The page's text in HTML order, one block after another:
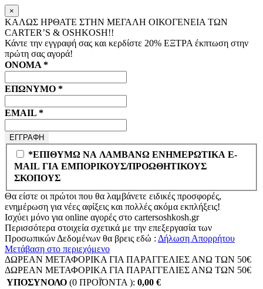
×
ΚΑΛΩΣ ΗΡΘΑΤΕ ΣΤΗΝ ΜΕΓΑΛΗ ΟΙΚΟΓΕΝΕΙΑ ΤΩΝ
CARTER’S & OSHKOSH!!
Κάντε την εγγραφή σας και κερδίστε 20% ΕΞΤΡΑ έκπτωση στην
πρώτη σας αγορά!
ΟΝΟΜΑ *
ΕΠΩΝΥΜΟ *
EMAIL *
*ΕΠΙΘΥΜΩ ΝΑ ΛΑΜΒΑΝΩ ΕΝΗΜΕΡΩΤΙΚΑ E-
MAIL ΓΙΑ ΕΜΠΟΡΙΚΟΥΣ/ΠΡΟΩΘΗΤΙΚΟΥΣ
ΣΚΟΠΟΥΣ
Θα είστε οι πρώτοι που θα λαμβάνετε ειδικές προσφορές,
ενημέρωση για νέες αφίξεις και πολλές ακόμα εκπλήξεις!
Ισχύει μόνο για online αγορές στο cartersoshkosh.gr
Περισσότερα στοιχεία σχετικά με την επεξεργασία των
Προσωπικών Δεδομένων θα βρεις εδώ : Δήλωση Απορρήτου
Μετάβαση στο περιεχόμενο
ΔΩΡΕΑΝ ΜΕΤΑΦΟΡΙΚΑ ΓΙΑ ΠΑΡΑΓΓΕΛΙΕΣ ΑΝΩ ΤΩΝ 50€
ΔΩΡΕΑΝ ΜΕΤΑΦΟΡΙΚΑ ΓΙΑ ΠΑΡΑΓΓΕΛΙΕΣ ΑΝΩ ΤΩΝ 50€
ΥΠΟΣΥΝΟΛΟ (0 ΠΡΟΪΌΝΤΑ ): 0,00 €